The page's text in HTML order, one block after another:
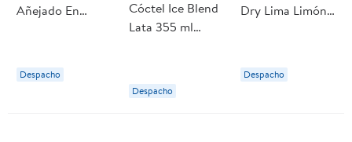
Añejado En
Mistral
Despacho
Cóctel Ice Blend
Lata 355 ml
Despacho
Dry Lima Limón
Despacho